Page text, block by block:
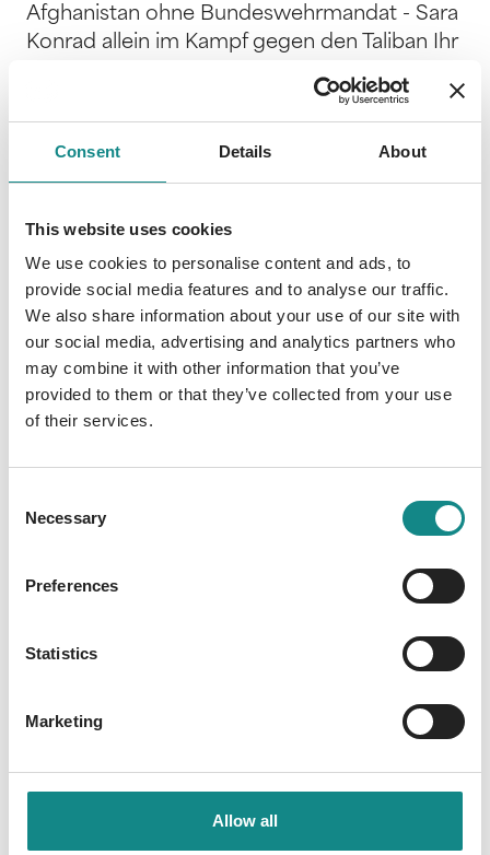
Consent Details About
This website uses cookies
We use cookies to personalise content and ads, to
provide social media features and to analyse our traffic.
We also share information about your use of our site with
our social media, advertising and analytics partners who
may combine it with other information that you’ve
provided to them or that they’ve collected from your use
of their services.
Selection
Necessary
Preferences
Statistics
Marketing
Allow all
Afghanistan ohne Bundeswehrmandat - Sara
Konrad allein im Kampf gegen den Taliban Ihr
erster Einsatz für die geheimnisvolle
Sisterhood treibt sie zurück nach Afghanistan
- einem Land, dem sie gehofft hatte für
immer den Rücken zu kehren. Ihr Auftrag:
Eine Frau vor den religiöse Fanatikern der
sichern, die den Weltfrieden bedrohen. Doch
nicht nur dass der Feind übermächtig ist -
Verrat lauert ausgerechnet in den eigenen
Reihen. Selbst unter Lebensgefahr ist
Rückzug keine Option für Sara. Eine fatale
Entscheidung …
Back to overview